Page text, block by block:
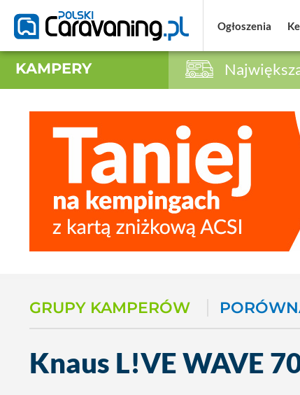
Ogłoszenia
KAMPERY
GRUPY KAMPERÓW
Knaus L!VE WAVE
Ogłoszenia